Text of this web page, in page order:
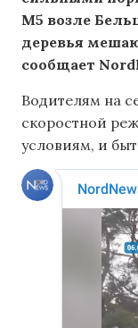
М5 возле
деревья
сообщает
Водителям на
скоростной
условиям, и